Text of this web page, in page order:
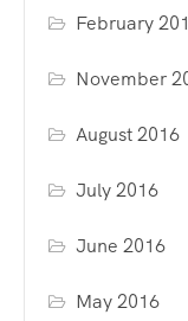
February
November
August 2016
July 2016
June 2016
May 2016